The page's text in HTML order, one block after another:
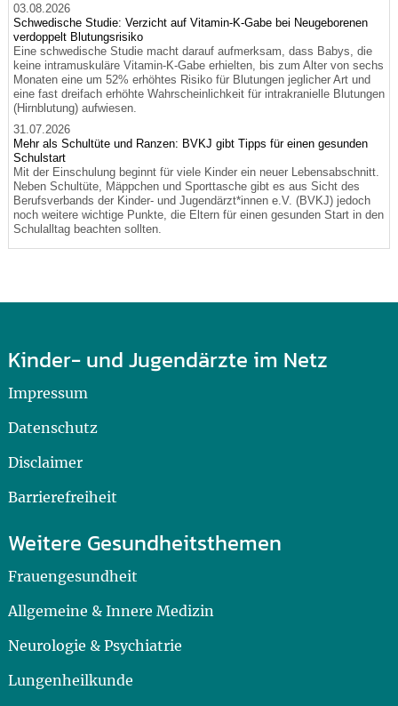
03.08.2026
Schwedische Studie: Verzicht auf Vitamin-K-Gabe bei Neugeborenen
verdoppelt Blutungsrisiko
Eine schwedische Studie macht darauf aufmerksam, dass Babys, die
keine intramuskuläre Vitamin-K-Gabe erhielten, bis zum Alter von sechs
Monaten eine um 52% erhöhtes Risiko für Blutungen jeglicher Art und
eine fast dreifach erhöhte Wahrscheinlichkeit für intrakranielle Blutungen
(Hirnblutung) aufwiesen.
31.07.2026
Mehr als Schultüte und Ranzen: BVKJ gibt Tipps für einen gesunden
Schulstart
Mit der Einschulung beginnt für viele Kinder ein neuer Lebensabschnitt.
Neben Schultüte, Mäppchen und Sporttasche gibt es aus Sicht des
Berufsverbands der Kinder- und Jugendärzt*innen e.V. (BVKJ) jedoch
noch weitere wichtige Punkte, die Eltern für einen gesunden Start in den
Schulalltag beachten sollten.
Kinder- und Jugendärzte im Netz
Impressum
Datenschutz
Disclaimer
Barrierefreiheit
Weitere Gesundheitsthemen
Frauengesundheit
Allgemeine & Innere Medizin
Neurologie & Psychiatrie
Lungenheilkunde